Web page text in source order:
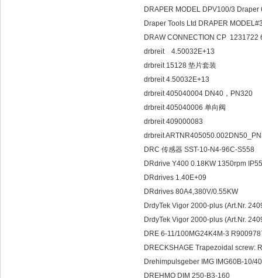
DRAPER MODEL DPV100/3
Draper Tools Ltd DRAPER
DRAW CONNECTION CP
drbreit
drbreit 15128 垫片套装
drbreit 4.50032E+13
drbreit 405040004 DN40，PN320
drbreit 405040006 单向阀
drbreit 409000083
drbreit
DRC 传感器 SST-10-N4-96C-S558
DRdrive Y400 0.18KW 1350rpm
DRdrives 1.40E+09
DRdrives 80A4,380V/0.55KW
DrdyTek Vigor 2000-plus (Art.Nr.
DrdyTek Vigor 2000-plus (Art.Nr.
DRE 6-11/100MG24K4M-3
DRECKSHAGE Trapezoidal screw:
Drehimpulsgeber IMG IMG60B-10/
DREHMO DIM 250-B3-160